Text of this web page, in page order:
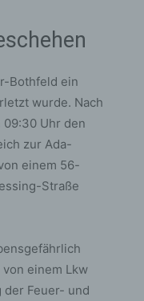
Bothfeld ein
wurde. Nach
Uhr den
zur Ada-
einem 56-
Straße
einem Lkw
Feuer- und